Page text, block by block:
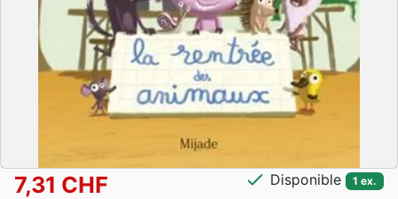
7,31 CHF check Disponible 1 ex.